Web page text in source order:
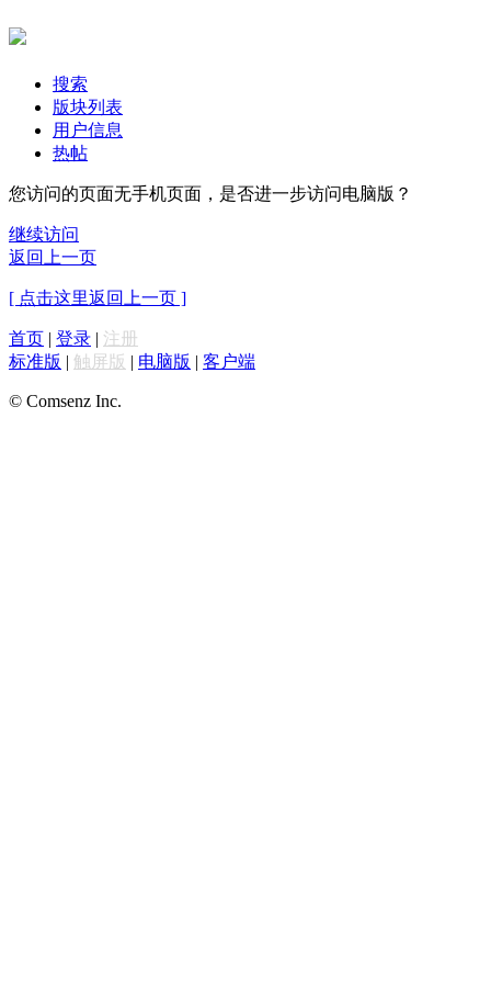
搜索
版块列表
用户信息
热帖
您访问的页面无手机页面，是否进一步访问电脑版？
继续访问
返回上一页
[ 点击这里返回上一页 ]
首页 | 登录 | 注册
标准版 | 触屏版 | 电脑版 | 客户端
© Comsenz Inc.